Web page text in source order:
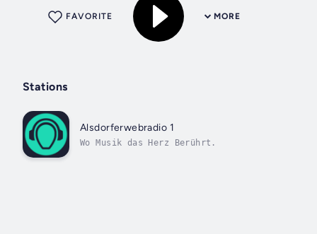
MORE
FAVORITE
Stations
Alsdorferwebradio 1
Wo Musik das Herz Berührt.